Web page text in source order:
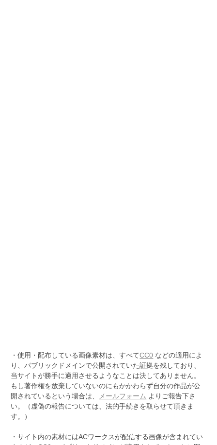
・使用・配布している画像素材は、すべてCC0 などの適用によ
り、パブリックドメインで公開されていた証拠を残しており、
当サイトが勝手に適用させるようなことは決してありません。
もし著作権を放棄していないのにもかかわらず自分の作品が公
開されているという場合は、
メールフォーム よりご報告下さ
い。（虚偽の報告については、法的手続きを取らせて頂きま
す。）
・サイト内の素材にはACワークスが配信する画像が含まれてい